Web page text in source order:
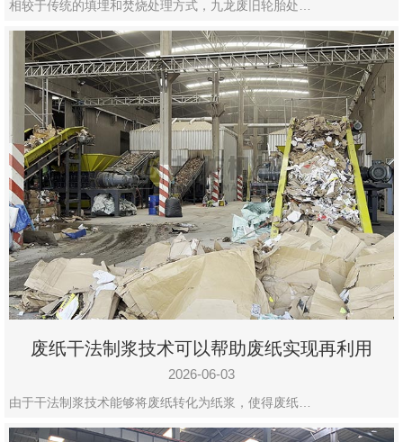
相较于传统的填埋和焚烧处理方式，九龙废旧轮胎处…
废纸干法制浆技术可以帮助废纸实现再利用
2026-06-03
由于干法制浆技术能够将废纸转化为纸浆，使得废纸…